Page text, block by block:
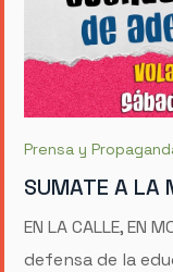
Prensa y
SUMATE A LA
EN LA CALLE, EN
defensa de la